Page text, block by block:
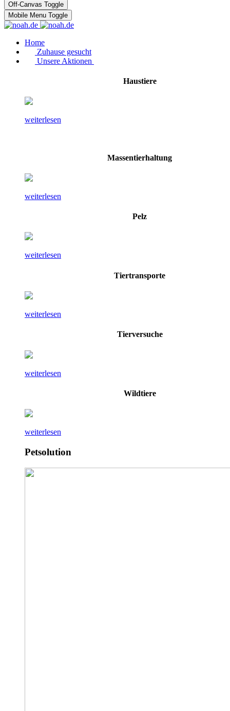
Off-Canvas Toggle
Mobile Menu Toggle
Home
Zuhause gesucht
Unsere Aktionen
Haustiere
weiterlesen
Massentierhaltung
weiterlesen
Pelz
weiterlesen
Tiertransporte
weiterlesen
Tierversuche
weiterlesen
Wildtiere
weiterlesen
Petsolution